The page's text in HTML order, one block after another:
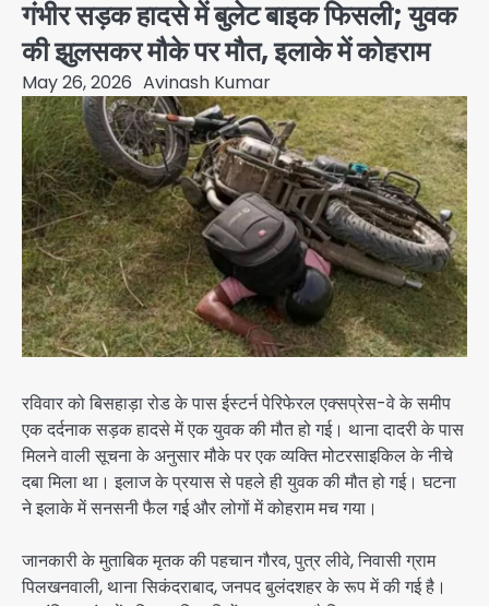
गंभीर सड़क हादसे में बुलेट बाइक फिसली; युवक
की झुलसकर मौके पर मौत, इलाके में कोहराम
May 26, 2026 Avinash Kumar
रविवार को बिसहाड़ा रोड के पास ईस्टर्न पेरिफेरल एक्सप्रेस-वे के समीप
एक दर्दनाक सड़क हादसे में एक युवक की मौत हो गई। थाना दादरी के पास
मिलने वाली सूचना के अनुसार मौके पर एक व्यक्ति मोटरसाइकिल के नीचे
दबा मिला था। इलाज के प्रयास से पहले ही युवक की मौत हो गई। घटना
ने इलाके में सनसनी फैल गई और लोगों में कोहराम मच गया।
जानकारी के मुताबिक मृतक की पहचान गौरव, पुत्र लीवे, निवासी ग्राम
पिलखनवाली, थाना सिकंदराबाद, जनपद बुलंदशहर के रूप में की गई है।